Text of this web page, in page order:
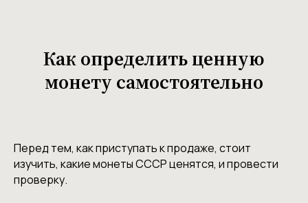
Как определить ценную
монету самостоятельно
Перед тем, как приступать к продаже, стоит
изучить, какие монеты СССР ценятся, и провести
проверку.